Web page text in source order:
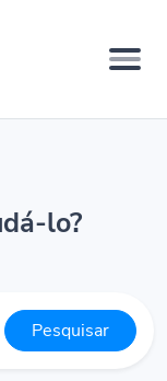
lo?
Pesquisar